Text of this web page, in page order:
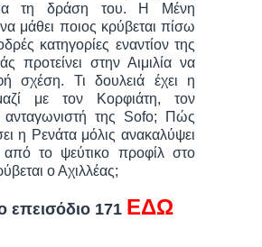
τη δράση του. Η Μένη
μάθει ποιος κρύβεται πίσω
κατηγορίες εναντίον της
προτείνει στην Αιμιλία να
σχέση. Τι δουλειά έχει η
με τον Κορφιάτη, τον
ανταγωνιστή της Sofo; Πώς
η Ρενάτα μόλις ανακαλύψει
το ψεύτικο προφίλ στο
ο Αχιλλέας;
επεισόδιο 171 ΕΔΩ